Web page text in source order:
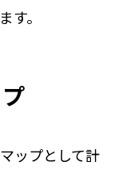
す。
ップとして計